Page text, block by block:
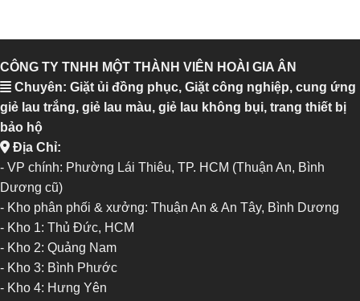
CÔNG TY TNHH MỘT THÀNH VIÊN HOÀI GIA ÂN
Chuyên: Giặt ủi đồng phục, Giặt công nghiệp, cung ứng
giẻ lau trắng, giẻ lau màu, giẻ lau không bụi, trang thiết bị
bảo hộ
Địa Chỉ:
- VP chính: Phường Lái Thiêu, TP. HCM (Thuận An, Bình
Dương cũ)
- Kho phân phối & xưởng: Thuận An & An Tây, Bình Dương
- Kho 1: Thủ Đức, HCM
- Kho 2: Quảng Nam
- Kho 3: Bình Phước
- Kho 4: Hưng Yên